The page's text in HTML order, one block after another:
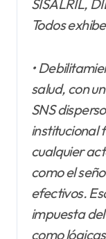
SISALRIL,
Todos
•
salud, con
SNS
institucional
cualquier
como el
efectivos.
impuesta
como